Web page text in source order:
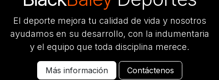
El deporte mejora tu calidad de vida y nosotros
ayudamos en su desarrollo, con la indumentaria
y el equipo que toda disciplina merece.
Más información Contáctenos